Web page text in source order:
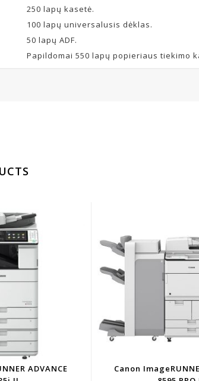
250 lapų kasetė.
100 lapų universalusis dėklas.
50 lapų ADF.
Papildomai 550 lapų popieriaus tiekimo
ADVANCE
Canon